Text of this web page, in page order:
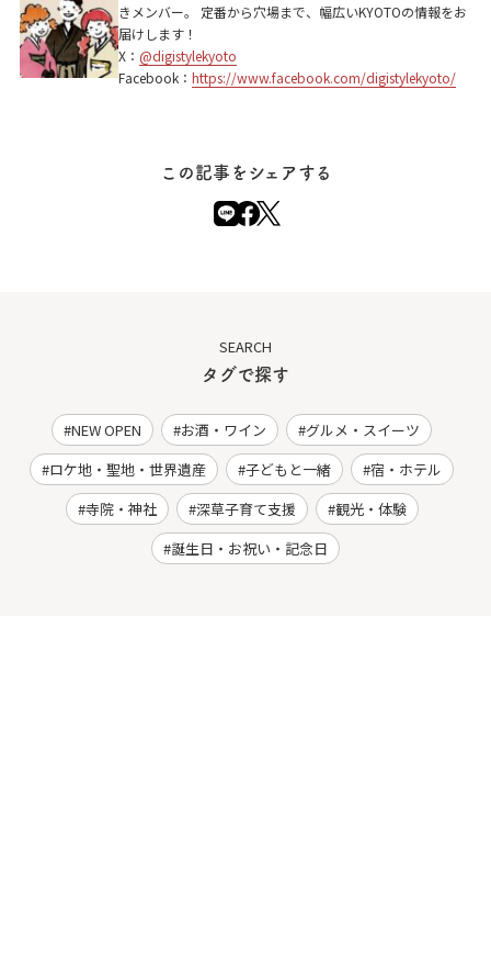
きメンバー。 定番から穴場まで、幅広いKYOTOの情報をお
届けします！
X： @digistylekyoto
Facebook： https://www.facebook.com/digistylekyoto/
この記事をシェアする
SEARCH
タグで探す
NEW OPEN お酒・ワイン
グルメ・スイーツ
ロケ地・聖地・世界遺産
子どもと一緒
宿・ホテル
寺院・神社
深草子育て支援
観光・体験
誕生日・お祝い・記念日